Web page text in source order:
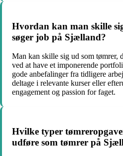
Hvordan kan man skille
søger job på Sjælland?
Man kan skille sig ud som tømrer,
ved at have et imponerende
gode anbefalinger fra tidligere
deltage i relevante kurser eller
engagement og passion for faget.
Hvilke typer
udføre som tømrer på